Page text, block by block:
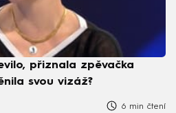
přiznala zpěvačka
svou vizáž?
6 min čtení